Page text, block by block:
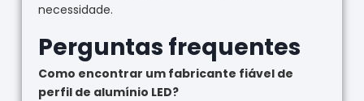
necessidade.
Perguntas frequentes
Como encontrar um fabricante fiável de
perfil de alumínio LED?